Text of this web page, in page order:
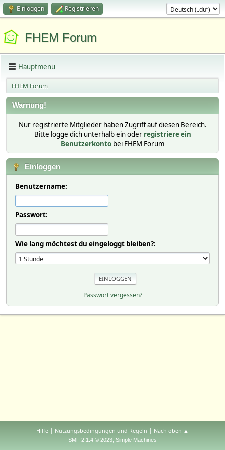
Einloggen Registrieren
FHEM Forum
Hauptmenü
FHEM Forum
Warnung!
Nur registrierte Mitglieder haben Zugriff auf diesen Bereich.
Bitte logge dich unterhalb ein oder registriere ein
Benutzerkonto bei FHEM Forum
Einloggen
Benutzername:
Passwort:
Wie lang möchtest du eingeloggt bleiben?:
Passwort vergessen?
Hilfe | Nutzungsbedingungen und Regeln | Nach oben ▲
SMF 2.1.4 © 2023, Simple Machines